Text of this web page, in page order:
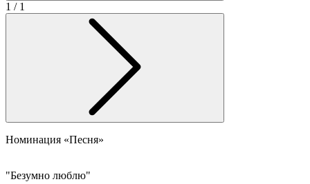
1 / 1
Номинация «Песня»
"Безумно люблю"